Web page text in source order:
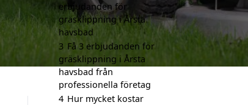
erbjudanden för
gräsklippning i Årsta
havsbad
3 Få 3 erbjudanden för
gräsklippning i Årsta
havsbad från
professionella företag
4 Hur mycket kostar